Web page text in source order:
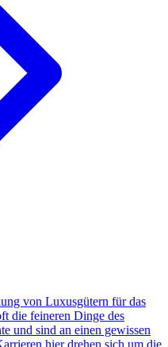
von Luxusgütern für das
die feineren Dinge des
und sind an einen gewissen
hier drehen sich um die